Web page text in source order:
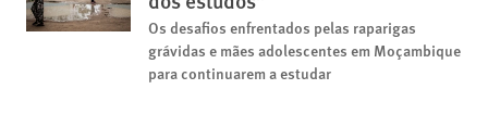
Os desafios enfrentados pelas raparigas
grávidas e mães adolescentes em Moçambique
para continuarem a estudar